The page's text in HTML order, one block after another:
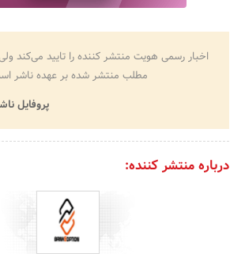
اخبار رسمی هویت منتشر کننده را تایید می‌کند
مطلب منتشر شده بر عهده ناشر
پروفایل
درباره منتشر کننده: